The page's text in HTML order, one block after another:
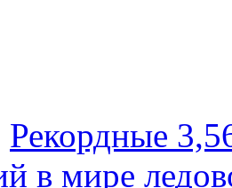
Рекордные
в мире